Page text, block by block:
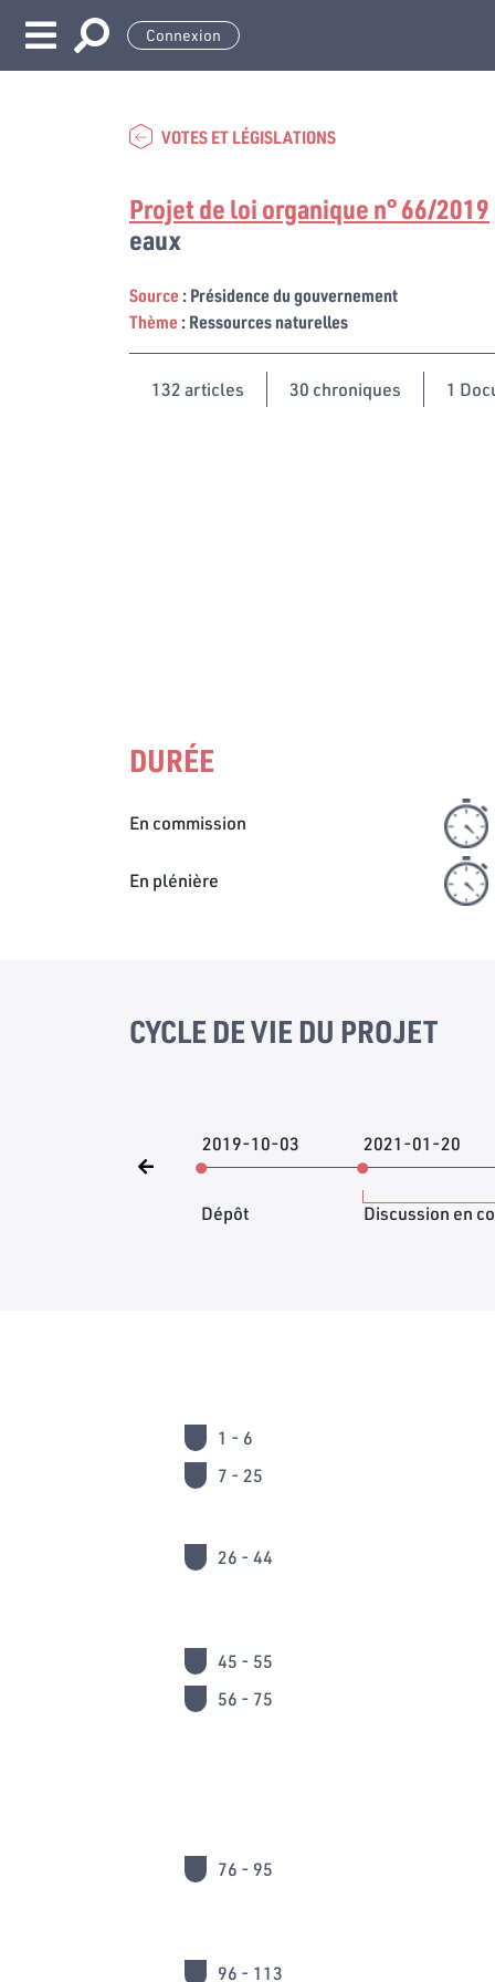
Connexion
VOTES ET LÉGISLATIONS
Projet de loi organique n° 66/2019
eaux
Source: Présidence du gouvernement
Thème: Ressources naturelles
132articles 30 chroniques 1
DURÉE
En commission
En plénière
CYCLE DE VIE DU PROJET
2019-10-03
Dépôt
2021-01-20
Discussion en
1 - 6
7 - 25
26 - 44
45 - 55
56 - 75
76 - 95
96 - 113